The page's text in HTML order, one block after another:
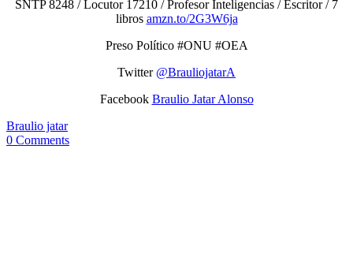
SNTP 8248 / Locutor 17210 / Profesor Inteligencias / Escritor / 7
libros amzn.to/2G3W6ja
Preso Político #ONU #OEA
Twitter @BrauliojatarA
Facebook Braulio Jatar Alonso
Braulio jatar
0 Comments